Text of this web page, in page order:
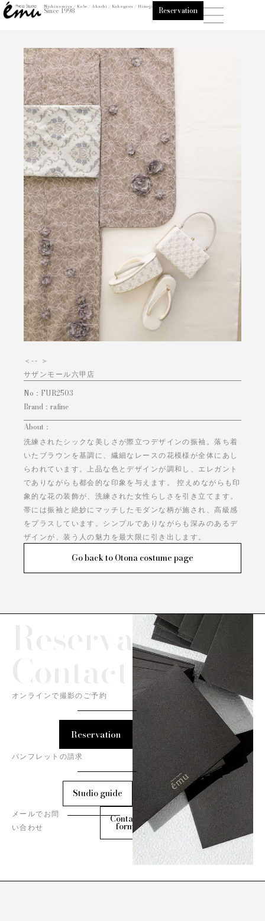
内
容
Nishinomiya / Kobe / Akashi / Kakogawa / Himeji
Since 1998 Reservation
＜-- ＞
サザンモール六甲店
No： FUR2503
Brand： rafine
About：
洗練されたシックな美しさが際立つデザインの振袖。落ち着
いたブラウンを基調に、繊細なレースの花模様が全体にあし
らわれています。上品な色とデザインが調和し、エレガント
でありながらも都会的な印象を与えます。 控えめながらも印
象的な花の装飾が、洗練された女性らしさを引き立てます。
帯には振袖と絶妙にマッチしたモダンな柄が施され、高級感
をプラスしています。シンプルでありながらも深みのあるデ
ザインが、装う人の魅力を最大限に引き出します。
Go back to Otona costume page
Reservation/
オンラインで撮影のご予約
Reservation
パンフレットの請求
Studio guide
メールでお問
い合わせ
Contact
form